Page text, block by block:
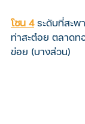
โซน 4 ระดับที่สะพ
ท่าสะต๋อย ตลาดท
ข่อย (บางส่วน)